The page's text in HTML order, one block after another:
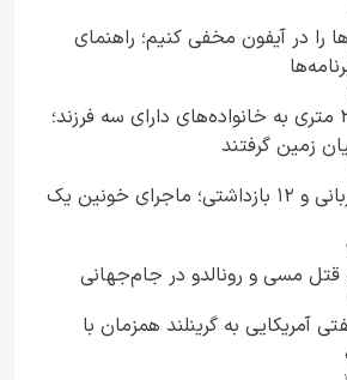
را در آیفون مخفی کنیم؛ راهنمای
واگذاری زمین ۲۰۰ متری به خانواده‌های دارای سه فرزند؛
چند گلوله، یک قربانی و ۱۲ بازداشتی؛ ماجرای خونین یک
قتل مسی و رونالدو در جام‌جهانی
آمریکایی به گرینلند همزمان با